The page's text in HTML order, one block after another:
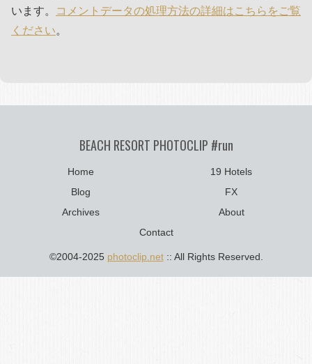
います。
コメントデータの処理方法の詳細はこちらをご覧
ください。
BEACH RESORT PHOTOCLIP #run
Home
19 Hotels
Blog
FX
Archives
About
Contact
©2004-2025 photoclip.net:: All Rights Reserved.